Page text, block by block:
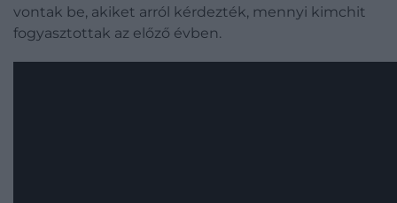
vontak be, akiket arról kérdezték, mennyi kimchit
fogyasztottak az előző évben.